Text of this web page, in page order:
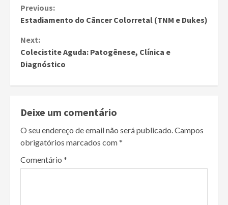
Continue
Previous:
Estadiamento do Câncer Colorretal (TNM e Dukes)
Next:
Colecistite Aguda: Patogênese, Clínica e
Diagnóstico
Deixe um comentário
O seu endereço de email não será publicado.Campos
obrigatórios marcados com*
Comentário *